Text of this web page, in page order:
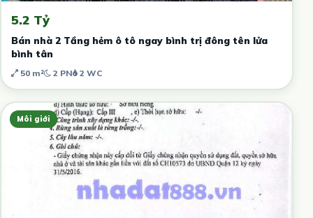
5.2 Tỷ
Bán nhà 2 Tầng hẻm ô tô ngay bình trị đông tên lửa
bình tân
50 m² 2 PN 2 WC
Môi giới